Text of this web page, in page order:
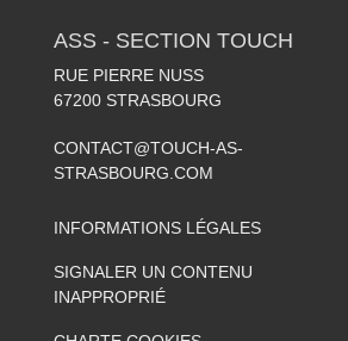
ASS - SECTION TOUCH
RUE PIERRE NUSS
67200 STRASBOURG
CONTACT@TOUCH-AS-
STRASBOURG.COM
INFORMATIONS LÉGALES
SIGNALER UN CONTENU
INAPPROPRIÉ